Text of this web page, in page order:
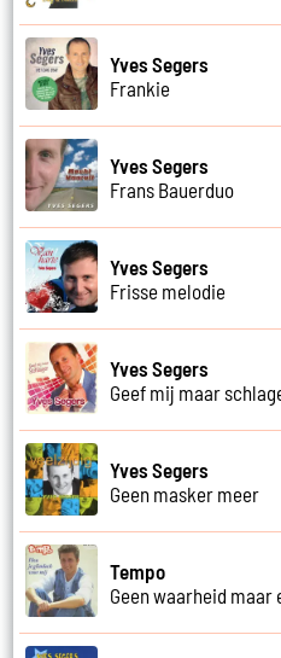
Yves Segers
Frankie
Yves Segers
Frans Bauerduo
Yves Segers
Frisse melodie
Yves Segers
Geef mij maar
Yves Segers
Geen masker meer
Tempo
Geen waarheid maar